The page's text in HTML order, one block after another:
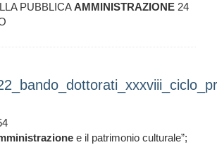
PUBBLICAAMMINISTRAZIONE 24
e il patrimonio culturale”;